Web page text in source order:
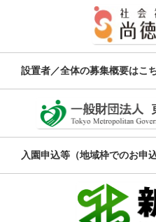
設置者／全体の募集概要はこ
入園申込等（地域枠でのお申込